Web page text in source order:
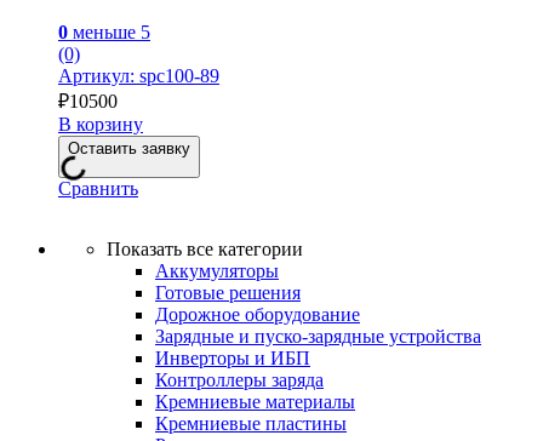
0 меньше 5
(0)
Артикул: spc100-89
₽10500
В корзину
Оставить заявку
Сравнить
Показать все категории
Аккумуляторы
Готовые решения
Дорожное оборудование
Зарядные и пуско-зарядные устройства
Инверторы и ИБП
Контроллеры заряда
Кремниевые материалы
Кремниевые пластины